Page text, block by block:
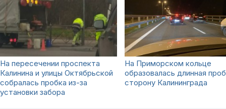
На пересечении проспекта
Калинина и улицы Октябрьской
собралась пробка из-за
установки забора
На Приморском кольце
образовалась длинная
сторону Калининграда